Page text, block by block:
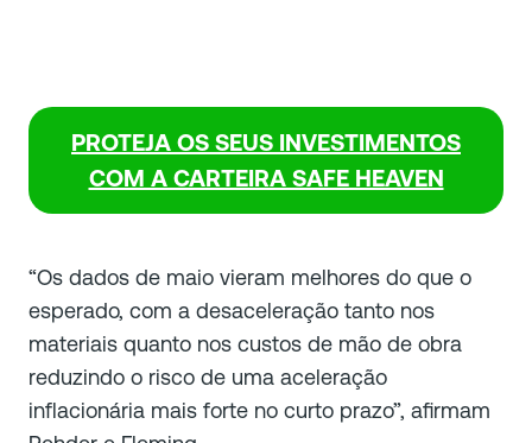
PROTEJA OS SEUS INVESTIMENTOS
COM A CARTEIRA SAFE HEAVEN
“Os dados de maio vieram melhores do que o
esperado, com a desaceleração tanto nos
materiais quanto nos custos de mão de obra
reduzindo o risco de uma aceleração
inflacionária mais forte no curto prazo”, afirmam